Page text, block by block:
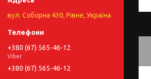
вул. Соборна 430, Рівне, Україна
+380 (67) 565-46-12
Viber
+380 (67) 565-46-12